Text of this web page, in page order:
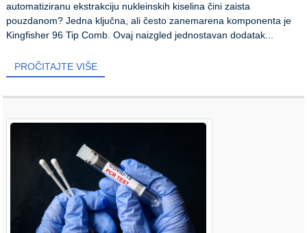
automatiziranu ekstrakciju nukleinskih kiselina čini zaista
pouzdanom? Jedna ključna, ali često zanemarena komponenta je
Kingfisher 96 Tip Comb. Ovaj naizgled jednostavan dodatak...
PROČITAJTE VIŠE